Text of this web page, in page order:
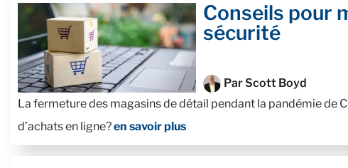
Conseils pour
sécurité
Par Scott Boyd
La fermeture des magasins de détail pendant la pandémie de
d’achats en ligne?en savoir plus